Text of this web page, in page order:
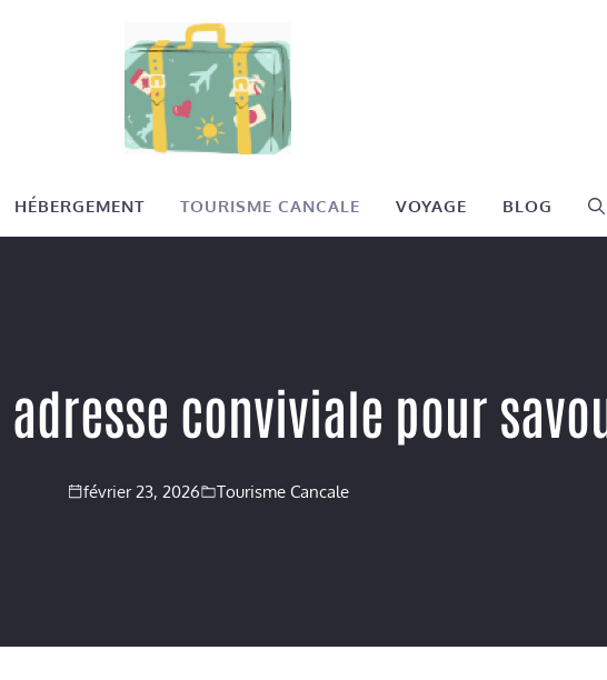
HÉBERGEMENT TOURISME CANCALE VOYAGE BLOG
adresse conviviale pour
février 23, 2026 Tourisme Cancale